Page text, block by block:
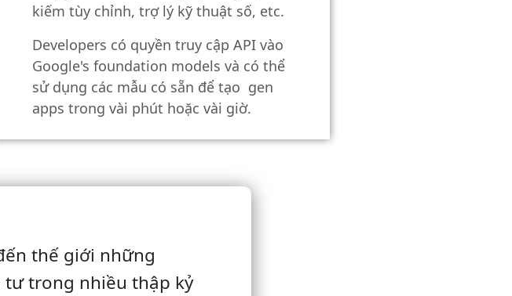
kiếm tùy chỉnh, trợ lý kỹ thuật số, etc.
Developers có quyền truy cập API vào
Google's foundation models và có thể
sử dụng các mẫu có sẵn để tạo gen
apps trong vài phút hoặc vài giờ.
thế giới những
trong nhiều thập kỷ